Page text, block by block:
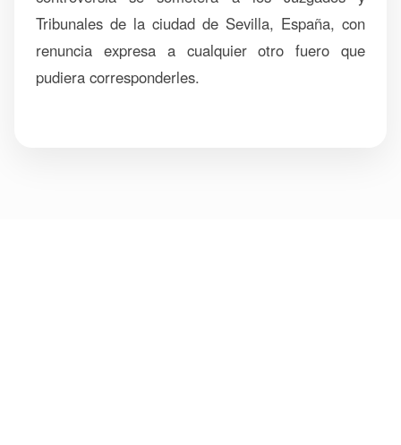
Tribunales de la ciudad de Sevilla, España, con
renuncia expresa a cualquier otro fuero que
pudiera corresponderles.